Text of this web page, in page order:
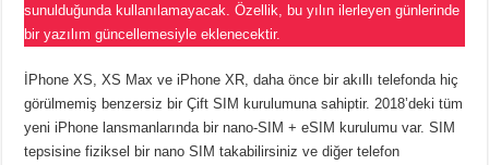
sunulduğunda kullanılamayacak. Özellik, bu yılın ilerleyen günlerinde
bir yazılım güncellemesiyle eklenecektir.
İPhone XS, XS Max ve iPhone XR, daha önce bir akıllı telefonda hiç
görülmemiş benzersiz bir Çift SIM kurulumuna sahiptir. 2018’deki tüm
yeni iPhone lansmanlarında bir nano-SIM + eSIM kurulumu var. SIM
tepsisine fiziksel bir nano SIM takabilirsiniz ve diğer telefon